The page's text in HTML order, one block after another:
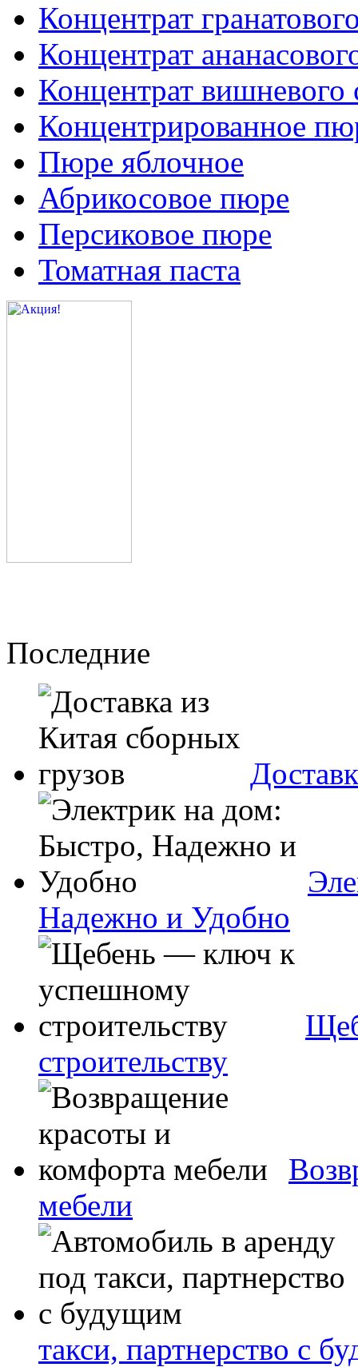
Концентрат
Концентрат
Концентрат вишневого
Концентрированное
Пюре яблочное
Абрикосовое пюре
Персиковое пюре
Томатная паста
Последние
Надежно и Удобно
строительству
мебели
такси, партнерство с